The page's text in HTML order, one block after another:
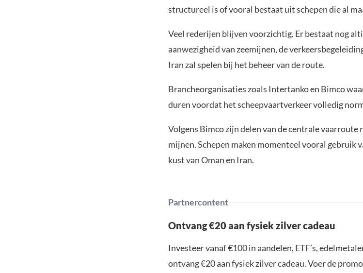
structureel is of vooral bestaat uit schepen die al
Veel rederijen blijven voorzichtig. Er bestaat nog
aanwezigheid van zeemijnen, de
Iran zal spelen bij het beheer van de route.
Brancheorganisaties zoals Intertanko en Bimco
duren voordat het scheepvaartverkeer volledig
Volgens Bimco zijn delen van de centrale
mijnen. Schepen maken momenteel vooral gebruik
kust van Oman en Iran.
Partnercontent
Ontvang €20 aan fysiek zilver cadeau
Investeer vanaf €100 in aandelen, ETF’s,
ontvang €20 aan fysiek zilver cadeau. Voer de